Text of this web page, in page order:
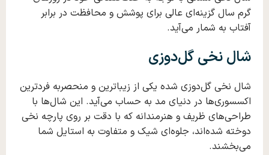
گرم سال گزینه‌ای عالی برای پوشش و محافظت در برابر
آفتاب به شمار می‌آید.
شال نخی گل‌دوزی
شال نخی گل‌دوزی شده یکی از زیباترین و منحصربه‌ فردترین
اکسسوری‌ها در دنیای مد به حساب می‌آید. این شال‌ها با
طراحی‌های ظریف و هنرمندانه که با دقت بر روی پارچه نخی
دوخته شده‌اند، جلوه‌ای شیک و متفاوت به استایل شما
می‌بخشند.